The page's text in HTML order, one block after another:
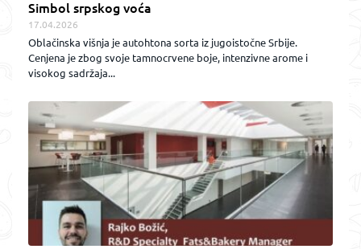
Simbol srpskog voća
17.04.2026
Oblačinska višnja je autohtona sorta iz jugoistočne Srbije.
Cenjena je zbog svoje tamnocrvene boje, intenzivne arome i
visokog sadržaja...